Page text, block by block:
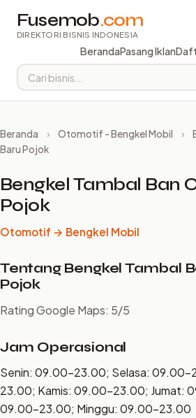
Fusemob.com
DIREKTORI BISNIS INDONESIA
BerandaPasang Iklan
Beranda › Otomotif - Bengkel Mobil ›
Baru Pojok
Bengkel Tambal Ban
Pojok
Otomotif → Bengkel Mobil
Tentang Bengkel Tambal
Pojok
Rating Google Maps: 5/5
Jam Operasional
Senin: 09.00–23.00; Selasa:
23.00; Kamis: 09.00–23.00; Jumat:
09.00–23.00; Minggu: 09.00–23.00